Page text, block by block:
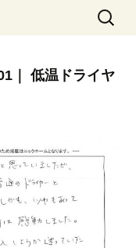
検
索:
｜ 低温ドライヤ